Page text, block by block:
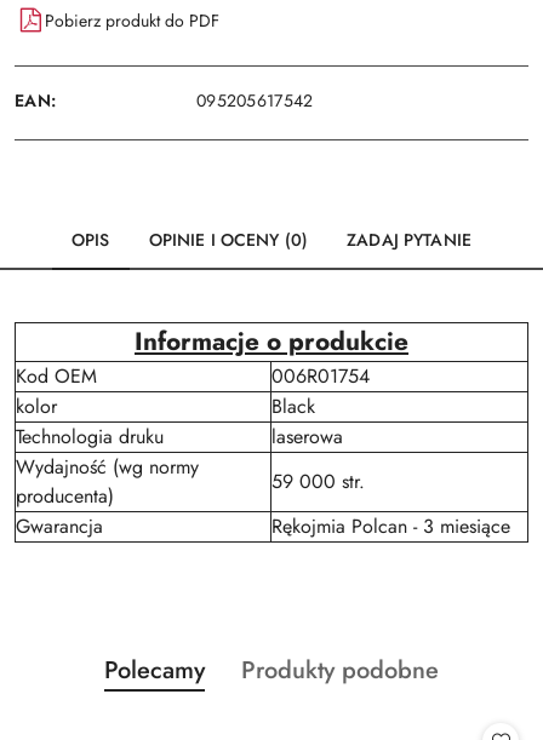
Pobierz produkt do PDF
EAN: 095205617542
OPIS OPINIE I OCENY (0) ZADAJ PYTANIE
Informacje o produkcie
Kod OEM
006R01754
kolor
Black
Technologia druku
laserowa
Wydajność (wg normy
producenta)
59 000 str.
Gwarancja
Rękojmia Polcan - 3 miesiące
Pomiń karuzelę produktów
Produkty
o
Polecamy
Produkty
Produkty podobne